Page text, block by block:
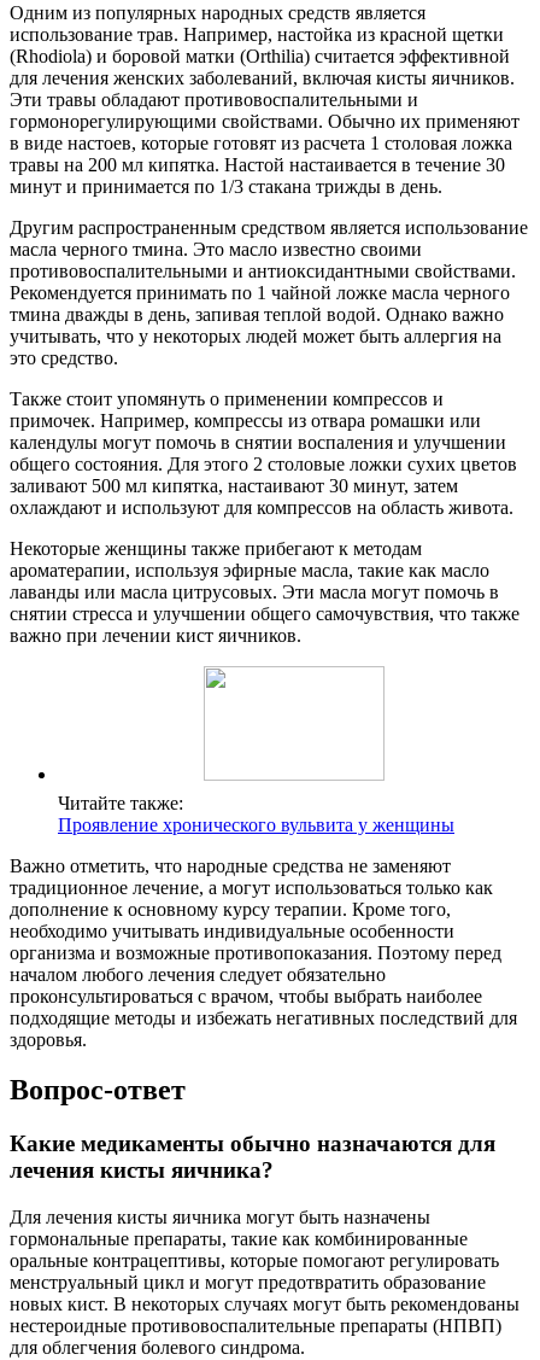
Одним из популярных народных средств является
использование трав. Например, настойка из красной щетки
(Rhodiola) и боровой матки (Orthilia) считается эффективной
для лечения женских заболеваний, включая кисты яичников.
Эти травы обладают противовоспалительными и
гормонорегулирующими свойствами. Обычно их применяют
в виде настоев, которые готовят из расчета 1 столовая ложка
травы на 200 мл кипятка. Настой настаивается в течение 30
минут и принимается по 1/3 стакана трижды в день.
Другим распространенным средством является использование
масла черного тмина. Это масло известно своими
противовоспалительными и антиоксидантными свойствами.
Рекомендуется принимать по 1 чайной ложке масла черного
тмина дважды в день, запивая теплой водой. Однако важно
учитывать, что у некоторых людей может быть аллергия на
это средство.
Также стоит упомянуть о применении компрессов и
примочек. Например, компрессы из отвара ромашки или
календулы могут помочь в снятии воспаления и улучшении
общего состояния. Для этого 2 столовые ложки сухих цветов
заливают 500 мл кипятка, настаивают 30 минут, затем
охлаждают и используют для компрессов на область живота.
Некоторые женщины также прибегают к методам
ароматерапии, используя эфирные масла, такие как масло
лаванды или масла цитрусовых. Эти масла могут помочь в
снятии стресса и улучшении общего самочувствия, что также
важно при лечении кист яичников.
Читайте также:
Проявление хронического вульвита у женщины
Важно отметить, что народные средства не заменяют
традиционное лечение, а могут использоваться только как
дополнение к основному курсу терапии. Кроме того,
необходимо учитывать индивидуальные особенности
организма и возможные противопоказания. Поэтому перед
началом любого лечения следует обязательно
проконсультироваться с врачом, чтобы выбрать наиболее
подходящие методы и избежать негативных последствий для
здоровья.
Вопрос-ответ
Какие медикаменты обычно назначаются для
лечения кисты яичника?
Для лечения кисты яичника могут быть назначены
гормональные препараты, такие как комбинированные
оральные контрацептивы, которые помогают регулировать
менструальный цикл и могут предотвратить образование
новых кист. В некоторых случаях могут быть рекомендованы
нестероидные противовоспалительные препараты (НПВП)
для облегчения болевого синдрома.